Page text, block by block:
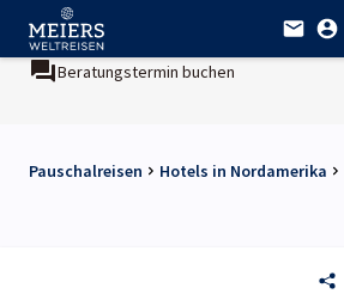
Beratungstermin buchen
Pauschalreisen Hotels in Nordamerika